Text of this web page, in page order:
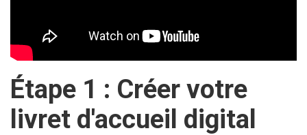
Étape 1 : Créer votre
livret d'accueil digital